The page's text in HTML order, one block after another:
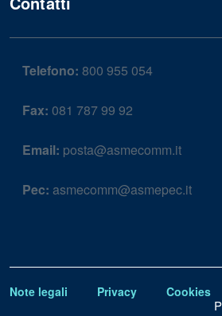
Telefono: 800 955 054
Fax: 081 787 99 92
Email: posta@asmecomm.it
Pec: asmecomm@asmepec.it
Note legali Privacy Cookies